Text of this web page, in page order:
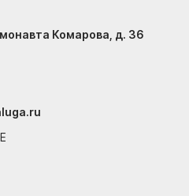
Комарова, д. 36